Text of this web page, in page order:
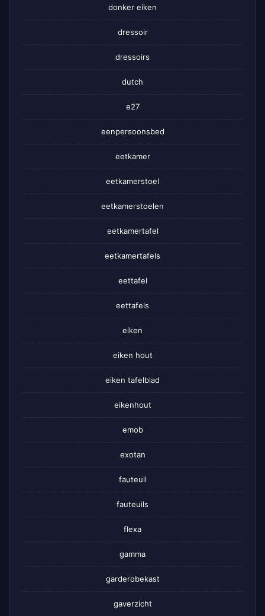
donker eiken
dressoir
dressoirs
dutch
e27
eenpersoonsbed
eetkamer
eetkamerstoel
eetkamerstoelen
eetkamertafel
eetkamertafels
eettafel
eettafels
eiken
eiken hout
eiken tafelblad
eikenhout
emob
exotan
fauteuil
fauteuils
flexa
gamma
garderobekast
gaverzicht